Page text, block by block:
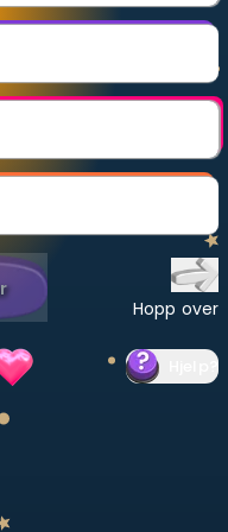
Hopp over
?